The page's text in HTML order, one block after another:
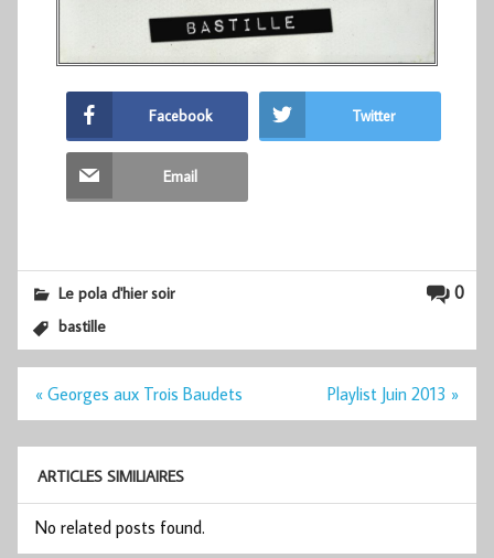
Facebook Twitter
Email
0
Le pola d'hier soir
bastille
Navigation
« Georges aux Trois Baudets Playlist Juin 2013 »
ARTICLES SIMILIAIRES
No related posts found.